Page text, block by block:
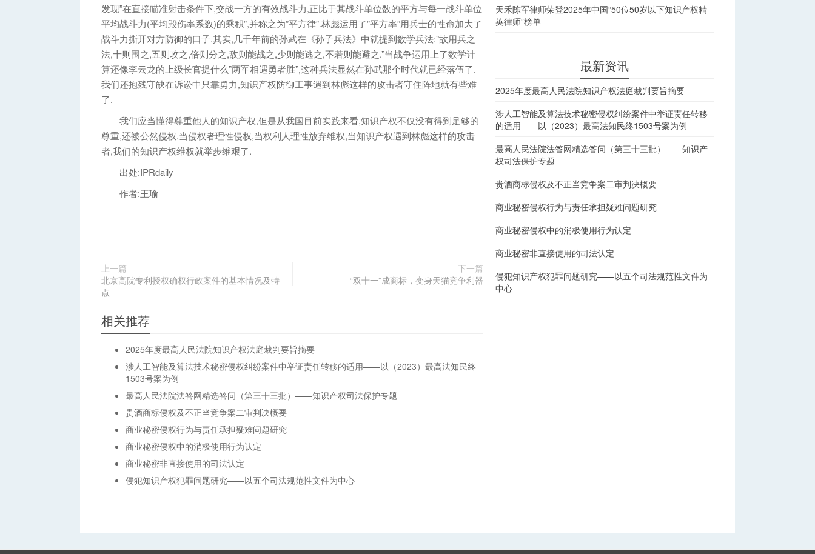
发现”在直接瞄准射击条件下,交战一方的有效战斗力,正比于其战斗单位数的平方与每一战斗单位
平均战斗力(平均毁伤率系数)的乘积”,并称之为”平方律”.林彪运用了”平方率”用兵士的性命加大了
战斗力撕开对方防御的口子.其实,几千年前的孙武在《孙子兵法》中就提到数学兵法:”故用兵之
法,十则围之,五则攻之,倍则分之,敌则能战之,少则能逃之,不若则能避之.”当战争运用上了数学计
算还像李云龙的上级长官提什么”两军相遇勇者胜”,这种兵法显然在孙武那个时代就已经落伍了.
我们还抱残守缺在诉讼中只靠勇力,知识产权防御工事遇到林彪这样的攻击者守住阵地就有些难
了.
我们应当懂得尊重他人的知识产权,但是从我国目前实践来看,知识产权不仅没有得到足够的
尊重,还被公然侵权.当侵权者理性侵权,当权利人理性放弃维权,当知识产权遇到林彪这样的攻击
者,我们的知识产权维权就举步维艰了.
出处:IPRdaily
作者:王瑜
上一篇
北京高院专利授权确权行政案件的基本情况及特
点
下一篇
“双十一”成商标，变身天猫竞争利器
相关推荐
2025年度最高人民法院知识产权法庭裁判要旨摘要
涉人工智能及算法技术秘密侵权纠纷案件中举证责任转移的适用——以（2023）最高法知民终
1503号案为例
最高人民法院法答网精选答问（第三十三批）——知识产权司法保护专题
贵酒商标侵权及不正当竞争案二审判决概要
商业秘密侵权行为与责任承担疑难问题研究
商业秘密侵权中的消极使用行为认定
商业秘密非直接使用的司法认定
侵犯知识产权犯罪问题研究——以五个司法规范性文件为中心
天禾陈军律师荣登2025年中国“50位50岁以下知识产权精
英律师”榜单
最新资讯
2025年度最高人民法院知识产权法庭裁判要旨摘要
涉人工智能及算法技术秘密侵权纠纷案件中举证责任转移
的适用——以（2023）最高法知民终1503号案为例
最高人民法院法答网精选答问（第三十三批）——知识产
权司法保护专题
贵酒商标侵权及不正当竞争案二审判决概要
商业秘密侵权行为与责任承担疑难问题研究
商业秘密侵权中的消极使用行为认定
商业秘密非直接使用的司法认定
侵犯知识产权犯罪问题研究——以五个司法规范性文件为
中心